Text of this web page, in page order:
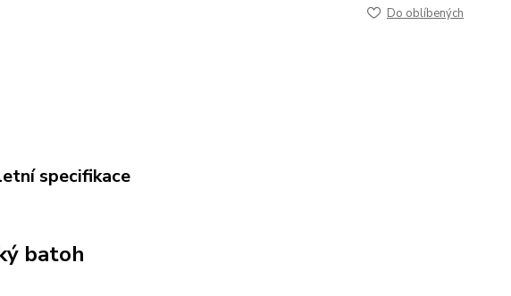
Do oblíbených
specifikace
batoh